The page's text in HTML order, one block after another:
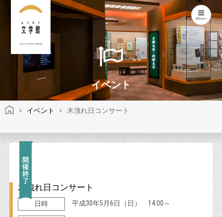
KOCHI LITERARY MUSEUM
イベント
イベント 木洩れ日コンサート
木洩れ日コンサート
日時 平成30年5月6日（日） 14:00～